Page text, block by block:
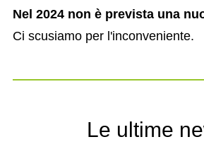
Nel 2024 non è prevista una
Ci scusiamo per l'inconveniente.
Le ultime